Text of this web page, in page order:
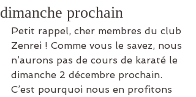
dimanche prochain
Petit rappel, cher membres du club
Zenrei ! Comme vous le savez, nous
n’aurons pas de cours de karaté le
dimanche 2 décembre prochain.
C’est pourquoi nous en profitons